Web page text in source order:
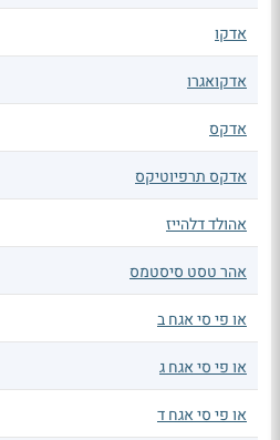
אדקו
אדקואגרו
אדקס
אדקס תרפיוטיקס
אהולד דלהייז
אהר טסט סיסטמס
או פי סי אגח ב
או פי סי אגח ג
או פי סי אגח ד